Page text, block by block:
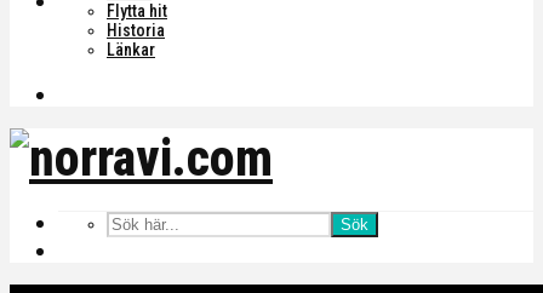
Flytta hit
Historia
Länkar
Sök